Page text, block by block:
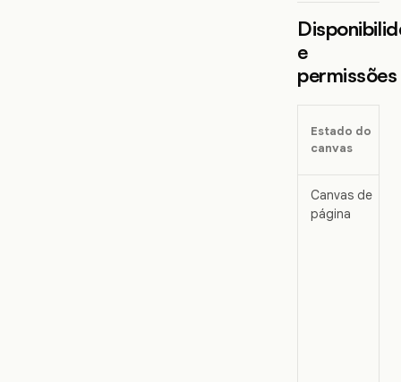
e
permissões
Estado do
canvas
Canvas de
página